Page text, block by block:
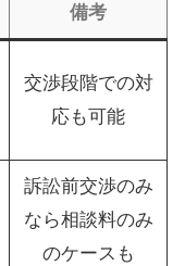
備考
交渉段階での対
応も可能
訴訟前交渉のみ
なら相談料のみ
のケースも